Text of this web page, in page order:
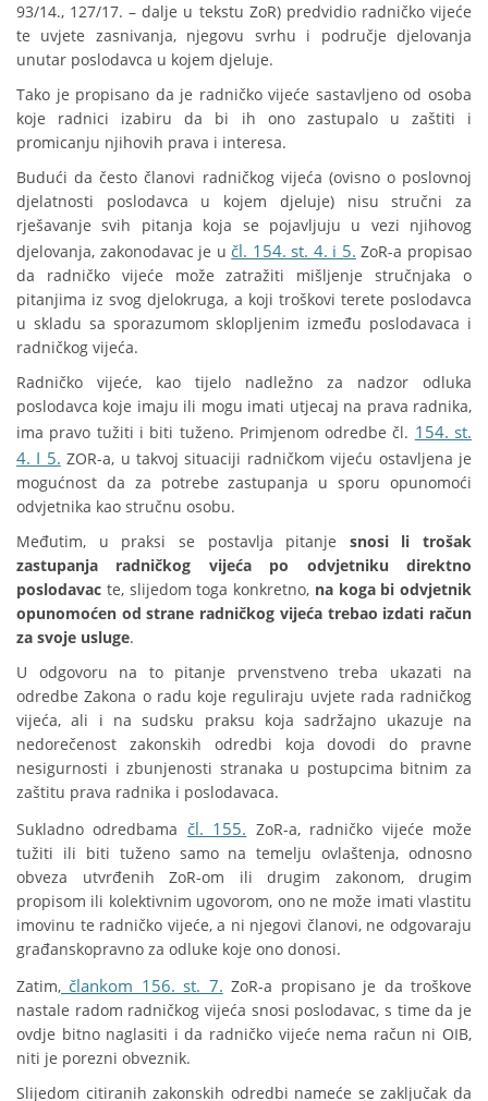
93/14., 127/17. – dalje u tekstu ZoR) predvidio radničko vijeće
te uvjete zasnivanja, njegovu svrhu i područje djelovanja
unutar poslodavca u kojem djeluje.
Tako je propisano da je radničko vijeće sastavljeno od osoba
koje radnici izabiru da bi ih ono zastupalo u zaštiti i
promicanju njihovih prava i interesa.
Budući da često članovi radničkog vijeća (ovisno o poslovnoj
djelatnosti poslodavca u kojem djeluje) nisu stručni za
rješavanje svih pitanja koja se pojavljuju u vezi njihovog
djelovanja, zakonodavac je u čl. 154. st. 4. i 5. ZoR-a propisao
da radničko vijeće može zatražiti mišljenje stručnjaka o
pitanjima iz svog djelokruga, a koji troškovi terete poslodavca
u skladu sa sporazumom sklopljenim između poslodavaca i
radničkog vijeća.
Radničko vijeće, kao tijelo nadležno za nadzor odluka
poslodavca koje imaju ili mogu imati utjecaj na prava radnika,
ima pravo tužiti i biti tuženo. Primjenom odredbe čl. 154. st.
4. I 5. ZOR-a, u takvoj situaciji radničkom vijeću ostavljena je
mogućnost da za potrebe zastupanja u sporu opunomoći
odvjetnika kao stručnu osobu.
Međutim, u praksi se postavlja pitanje snosi li trošak
zastupanja radničkog vijeća po odvjetniku direktno
poslodavac te, slijedom toga konkretno, na koga bi odvjetnik
opunomoćen od strane radničkog vijeća trebao izdati račun
za svoje usluge.
U odgovoru na to pitanje prvenstveno treba ukazati na
odredbe Zakona o radu koje reguliraju uvjete rada radničkog
vijeća, ali i na sudsku praksu koja sadržajno ukazuje na
nedorečenost zakonskih odredbi koja dovodi do pravne
nesigurnosti i zbunjenosti stranaka u postupcima bitnim za
zaštitu prava radnika i poslodavaca.
Sukladno odredbama čl. 155. ZoR-a, radničko vijeće može
tužiti ili biti tuženo samo na temelju ovlaštenja, odnosno
obveza utvrđenih ZoR-om ili drugim zakonom, drugim
propisom ili kolektivnim ugovorom, ono ne može imati vlastitu
imovinu te radničko vijeće, a ni njegovi članovi, ne odgovaraju
građanskopravno za odluke koje ono donosi.
Zatim, člankom 156. st. 7. ZoR-a propisano je da troškove
nastale radom radničkog vijeća snosi poslodavac, s time da je
ovdje bitno naglasiti i da radničko vijeće nema račun ni OIB,
niti je porezni obveznik.
Slijedom citiranih zakonskih odredbi nameće se zaključak da